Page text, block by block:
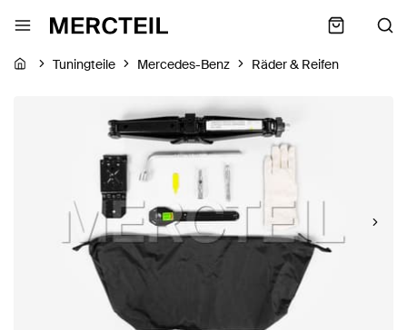
Tuningteile Mercedes-Benz Räder & Reifen